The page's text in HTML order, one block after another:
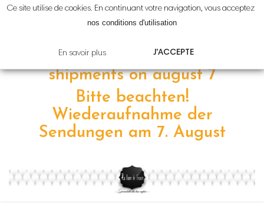
Attention!Reprise
Please note! resumption of
shipments onaugust 7
Bitte beachten!
Wiederaufnahme der
Sendungen am 7. August
Ce site utilise de cookies. En continuant votre navigation, vous acceptez
nos conditions d'utilisation
En savoir plus J'ACCEPTE